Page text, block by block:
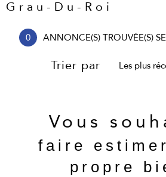
Grau-Du-Roi
0 ANNONCE(S) TROUVÉE(S)
Trier par Les plus
Vous
faire
propre